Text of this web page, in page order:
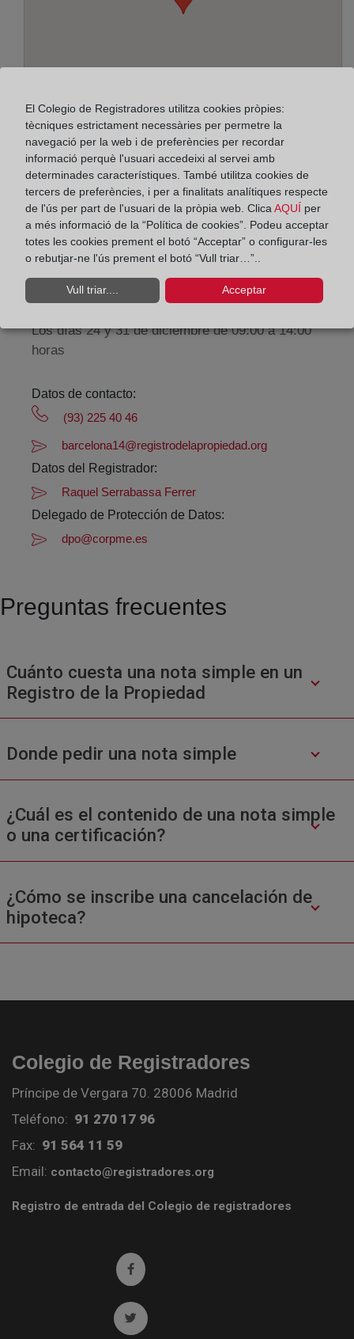
Adreça:
Paseo de la Zona Franca, 109-Edif. Torre Marina,
8038
Horario:
De lunes a viernes de 09:00 a 17:00 horas
Los días 24 y 31 de diciembre de 09:00 a 14:00
horas
Datos de contacto:
(93) 225 40 46
barcelona14@registrodelapropiedad.org
Datos del Registrador:
Raquel Serrabassa Ferrer
Delegado de Protección de Datos:
dpo@corpme.es
Preguntas frecuentes
Cuánto cuesta una nota simple en un
Registro de la Propiedad
Donde pedir una nota simple
¿Cuál es el contenido de una nota simple
o una certificación?
¿Cómo se inscribe una cancelación de
hipoteca?
Colegio de Registradores
Príncipe de Vergara 70. 28006 Madrid
Teléfono: 91 270 17 96
Fax: 91 564 11 59
Email: contacto@registradores.org
Registro de entrada del Colegio de registradores
Ir a facebook (abre en ventana nueva)
Ir a twitter (abre en ventana nueva)
El Colegio de Registradores utilitza cookies pròpies:
tècniques estrictament necessàries per permetre la
navegació per la web i de preferències per recordar
informació perquè l'usuari accedeixi al servei amb
determinades característiques. També utilitza cookies de
tercers de preferències, i per a finalitats analítiques respecte
de l'ús per part de l'usuari de la pròpia web. Clica AQUÍ per
a més informació de la “Política de cookies”. Podeu acceptar
totes les cookies prement el botó “Acceptar” o configurar-les
o rebutjar-ne l'ús prement el botó “Vull triar…”..
Vull triar.... Acceptar